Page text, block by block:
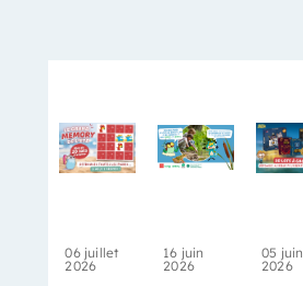
06 juillet
2026
16 juin
2026
05 juin
2026